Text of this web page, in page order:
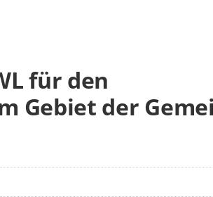
für den
Gebiet der